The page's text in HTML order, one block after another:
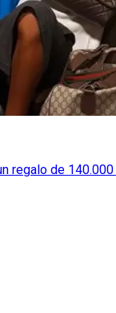
regalo de